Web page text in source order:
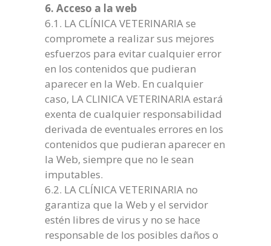
6. Acceso a la web
6.1. LA CLÍNICA VETERINARIA se
compromete a realizar sus mejores
esfuerzos para evitar cualquier error
en los contenidos que pudieran
aparecer en la Web. En cualquier
caso, LA CLINICA VETERINARIA estará
exenta de cualquier responsabilidad
derivada de eventuales errores en los
contenidos que pudieran aparecer en
la Web, siempre que no le sean
imputables.
6.2. LA CLÍNICA VETERINARIA no
garantiza que la Web y el servidor
estén libres de virus y no se hace
responsable de los posibles daños o